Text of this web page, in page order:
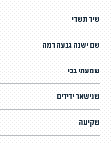
שיר תשרי
שם ישנה גבעה רמה
שמעתי בכי
שנישאר ידידים
שקיעה